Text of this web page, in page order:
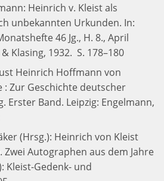
Heinrich v. Kleist als
unbekannten Urkunden. In:
46 Jg., H. 8., April
Klasing, 1932. S. 178–180
Heinrich Hoffmann von
: Zur Geschichte deutscher
Erster Band. Leipzig: Engelmann,
(Hrsg.): Heinrich von Kleist
Autographen aus dem Jahre
Kleist-Gedenk- und